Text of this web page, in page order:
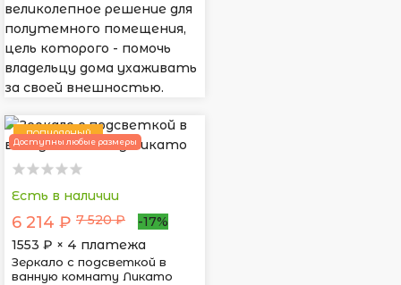
великолепное решение для
полутемного помещения,
цель которого - помочь
владельцу дома ухаживать
за своей внешностью.
ПОПУЛЯРНЫЙ
Доступны любые размеры
Есть в наличии
6 214 ₽ 7 520 ₽
-17%
1553 ₽ × 4 платежа
Зеркало с подсветкой в
ванную комнату Ликато